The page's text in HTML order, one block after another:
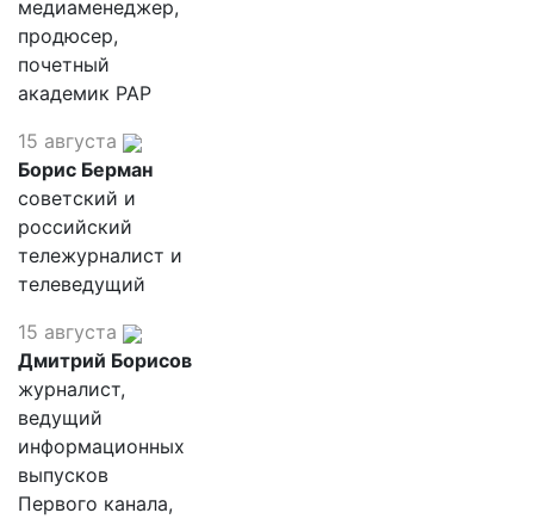
медиаменеджер,
продюсер,
почетный
академик РАР
15 августа
Борис Берман
советский и
российский
тележурналист и
телеведущий
15 августа
Дмитрий Борисов
журналист,
ведущий
информационных
выпусков
Первого канала,